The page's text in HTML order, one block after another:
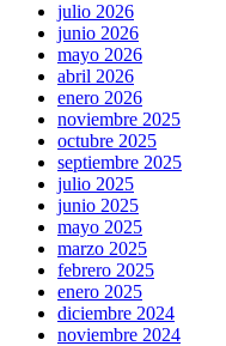
julio 2026
junio 2026
mayo 2026
abril 2026
enero 2026
noviembre 2025
octubre 2025
septiembre 2025
julio 2025
junio 2025
mayo 2025
marzo 2025
febrero 2025
enero 2025
diciembre 2024
noviembre 2024